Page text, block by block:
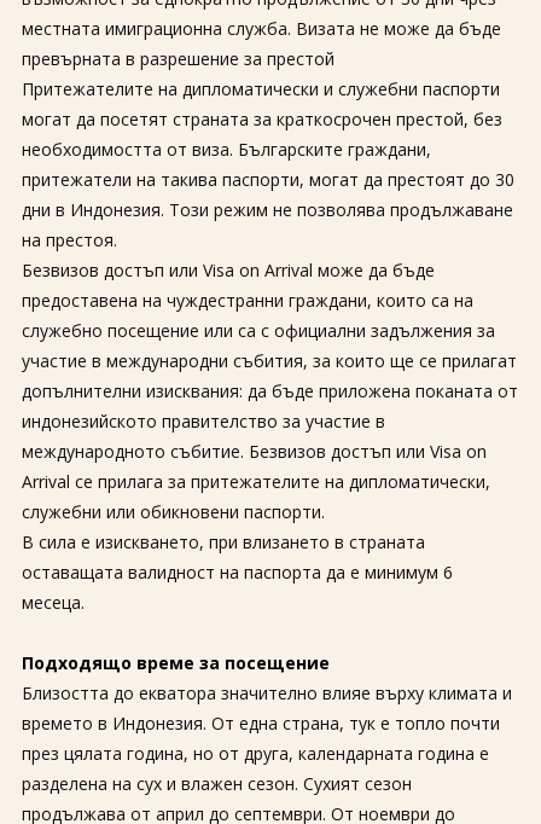
За нас
Полезно
Документи
Магазин
Общи условия
поверителност
ЗАПИТВАНЕ
местната имиграционна служба. Визата не може да бъде
превърната в разрешение за престой
Притежателите на дипломатически и служебни паспорти
могат да посетят страната за краткосрочен престой, без
необходимостта от виза. Българските граждани,
притежатели на такива паспорти, могат да престоят до 30
дни в Индонезия. Този режим не позволява продължаване
на престоя.
Безвизов достъп или Visa on Arrival може да бъде
предоставена на чуждестранни граждани, които са на
служебно посещение или са с официални задължения за
участие в международни събития, за които ще се прилагат
допълнителни изисквания: да бъде приложена поканата от
индонезийското правителство за участие в
международното събитие. Безвизов достъп или Visa on
Arrival се прилага за притежателите на дипломатически,
служебни или обикновени паспорти.
В сила е изискването, при влизането в страната
оставащата валидност на паспорта да е минимум 6
месеца.
Подходящо време за посещение
Близостта до екватора значително влияе върху климата и
времето в Индонезия. От една страна, тук е топло почти
през цялата година, но от друга, календарната година е
разделена на сух и влажен сезон. Сухият сезон
продължава от април до септември. От ноември до